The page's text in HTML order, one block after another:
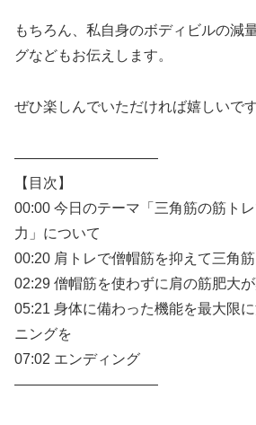
もちろん、私自身のボディビルの減
グなどもお伝えします。
ぜひ楽しんでいただければ嬉しいです
——————————
【目次】
00:00 今日のテーマ「三角筋の筋ト
力」について
00:20 肩トレで僧帽筋を抑えて三角
02:29 僧帽筋を使わずに肩の筋肥大
05:21 身体に備わった機能を最大限
ニングを
07:02 エンディング
——————————